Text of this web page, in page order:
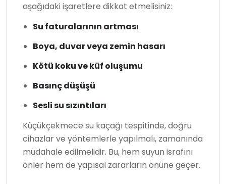
aşağıdaki işaretlere dikkat etmelisiniz:
Su faturalarının artması
Boya, duvar veya zemin hasarı
Kötü koku ve küf oluşumu
Basınç düşüşü
Sesli su sızıntıları
Küçükçekmece su kaçağı tespitinde, doğru
cihazlar ve yöntemlerle yapılmalı, zamanında
müdahale edilmelidir. Bu, hem suyun israfını
önler hem de yapısal zararların önüne geçer.